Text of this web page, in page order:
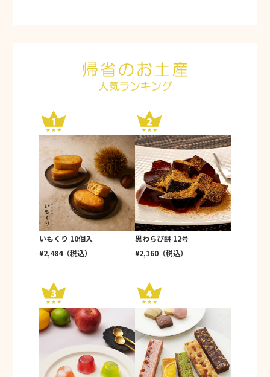
いもくり 10個入
¥2,484（税込）
黒わらび餅 12号
¥2,160（税込）